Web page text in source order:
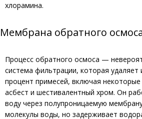
хлорамина.
Мембрана обратного
Процесс обратного осмоса —
система фильтрации, которая
процент примесей, включая
асбест и шестивалентный хром. Он
воду через полупроницаемую
молекулы воды, но задерживает